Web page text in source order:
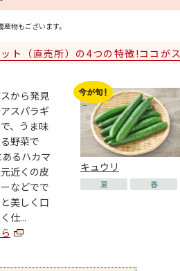
物もございます。
ト（直売所）の4つの特徴!ココがス
から発見
スパラギ
、うま味
野菜で
るハカマ
近くの皮
などでで
美しく口
仕...
キュウリ
夏 春